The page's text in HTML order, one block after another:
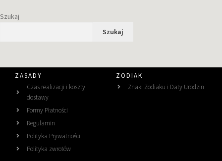
Szukaj
Szukaj
ZASADY
Czas realizacji i koszty
dostawy
Formy Płatności
Regulamin
Polityka Prywatności
Polityka zwrotów
ZODIAK
Znaki Zodiaku i Daty Urodzin